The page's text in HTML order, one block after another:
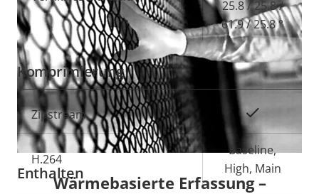
Wärmebasierte Erfassung –
25.8 / 25.8 /
61.9 / 25.8 °
Komprimierung
Eigentumsbeschreibung Eigentumswert
Zipstream
H.264
Baseline,
High, Main
Analysefunktion
Machen Sie Ihre Netzwerk-Kameralösung mit
leistungsstarken Analysefunktionen und
Funktionalität intelligenter.
Enthalten